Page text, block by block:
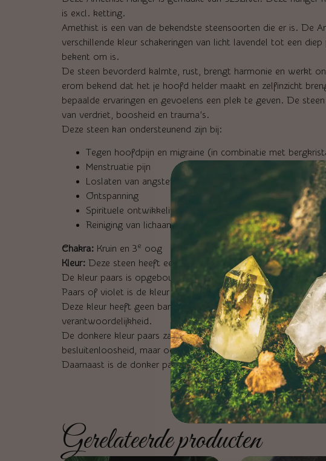
is excl. ketting.
Amethist is een van de bekendste steensoorten die er is. De
verschillende kleur schakeringen van licht lavendel tot een
bekent om is.
De steen bevorderd kalmte, rust, brengt harmonie en werkt
erom bekend dat het je hoofd helder maakt en zelfinzicht
bepaalde ervaringen en gevoelens een plek te geven. De
van verdriet, boosheid en trauma’s.
Deze steen kan ondersteunend zijn bij:
Tegen hoofdpijn en migraine (in combinatie met
Menstruatie pijn
Loslaten van angsten
Ontspanning
Spirituele ontwikkeling
Reiniging van lichaam en geest
Chakra: Kruin en 3e oog
Kleur: Deze steen heeft een paars (met evt wit) kleur. Deze
De kleur paars is opgebouwd uit de kleuren blauw en rood en
Paars of violet is de kleur van luxe. Het weerspiegelt het
Deze kleur heeft geen band met de werkelijkheid en zet
verantwoordelijkheid.
De donkere kleur paars zal eerder aanzetten tot nadenken
besluitenloosheid, maar ook van idealisme en gevoeligheid.
Daarnaast is de donker paarse kleur vaak autoritair en
Gerelateerde producten